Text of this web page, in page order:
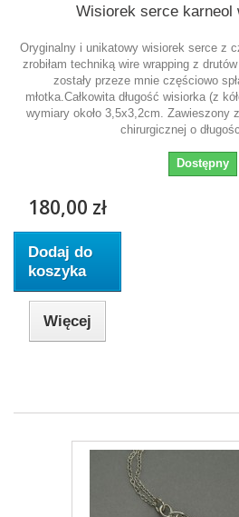
Wisiorek serce karneol
Oryginalny i unikatowy wisiorek serce z
zrobiłam techniką wire wrapping z
zostały przeze mnie częściowo
młotka.Całkowita długość wisiorka (z
wymiary około 3,5x3,2cm. Zawieszony
chirurgicznej o
Dostępny
180,00 zł
Dodaj do
koszyka
Więcej